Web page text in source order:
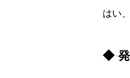
はい
◆ 発